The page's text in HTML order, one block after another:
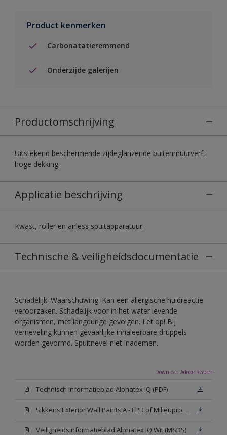
Product kenmerken
Carbonatatieremmend
Onderzijde galerijen
Productomschrijving
Uitstekend beschermende zijdeglanzende buitenmuurverf,
hoge dekking.
Applicatie beschrijving
Kwast, roller en airless spuitapparatuur.
Technische & veiligheidsdocumentatie
Schadelijk. Waarschuwing. Kan een allergische huidreactie
veroorzaken. Schadelijk voor in het water levende
organismen, met langdurige gevolgen. Let op! Bij
verneveling kunnen gevaarlijke inhaleerbare druppels
worden gevormd. Spuitnevel niet inademen.
Download Adobe Reader
Technisch Informatieblad Alphatex IQ (PDF)
Sikkens Exterior Wall Paints A - EPD of Milieuproductverklaring
Veiligheidsinformatieblad Alphatex IQ Wit (MSDS)